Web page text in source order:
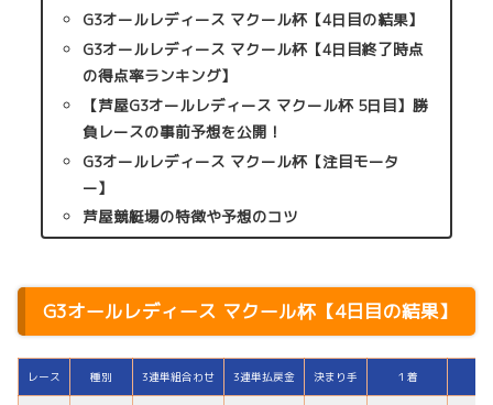
G3オールレディース マクール杯【4日目の結果】
G3オールレディース マクール杯【4日目終了時点
の得点率ランキング】
【芦屋G3オールレディース マクール杯 5日目】勝
負レースの事前予想を公開！
G3オールレディース マクール杯【注目モータ
ー】
芦屋競艇場の特徴や予想のコツ
G3オールレディース マクール杯【4日目の結果】
レース 種別 3連単組合わせ 3連単払戻金 決まり手 １着